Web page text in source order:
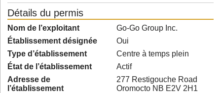
Détails du permis
Nom de l’exploitant
Go-Go Group Inc.
Établissement désignée
Oui
Type d’établissement
Centre à temps plein
État de l’établissement
Actif
Adresse de
l’établissement
277 Restigouche Road
Oromocto NB E2V 2H1